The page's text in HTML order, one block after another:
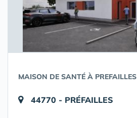
MAISON DE SANTÉ À PREFAILLES
44770 - PRÉFAILLES